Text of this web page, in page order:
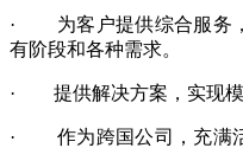
· 为客户提供综合服务
有阶段和各种需求。
· 提供解决方案，实现模
· 作为跨国公司，充满活